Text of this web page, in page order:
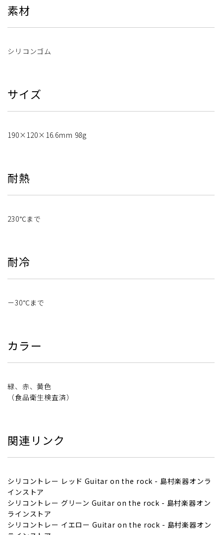
素材
シリコンゴム
サイズ
190×120×16.6mm 98g
耐熱
230℃まで
耐冷
－30℃まで
カラー
緑、赤、黄色
（食品衛生検査済）
関連リンク
シリコントレー レッド Guitar on the rock - 島村楽器オンラ
インストア
シリコントレー グリーン Guitar on the rock - 島村楽器オン
ラインストア
シリコントレー イエロー Guitar on the rock - 島村楽器オン